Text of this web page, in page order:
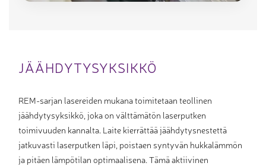
JÄÄHDYTYSYKSIKKÖ
REM-sarjan lasereiden mukana toimitetaan teollinen
jäähdytysyksikkö, joka on välttämätön laserputken
toimivuuden kannalta. Laite kierrättää jäähdytysnestettä
jatkuvasti laserputken läpi, poistaen syntyvän hukkalämmön
ja pitäen lämpötilan optimaalisena. Tämä aktiivinen